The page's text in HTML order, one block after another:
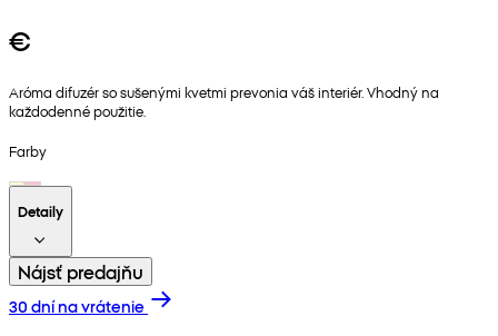
€
Aróma difuzér so sušenými kvetmi prevonia váš interiér. Vhodný na
každodenné použitie.
Farby
Detaily
Nájsť predajňu
30 dní na vrátenie